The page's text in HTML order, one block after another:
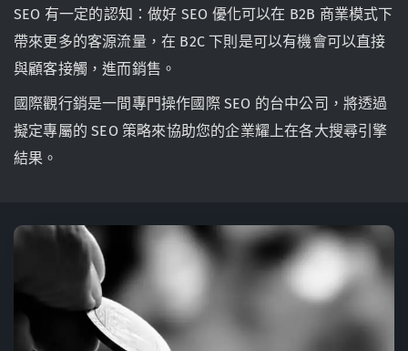
SEO 有一定的認知：做好 SEO 優化可以在 B2B 商業模式下
帶來更多的客源流量，在 B2C 下則是可以有機會可以直接
與顧客接觸，進而銷售。
國際觀行銷是一間專門操作國際 SEO 的台中公司，將透過
擬定專屬的 SEO 策略來協助您的企業耀上在各大搜尋引擎
結果。